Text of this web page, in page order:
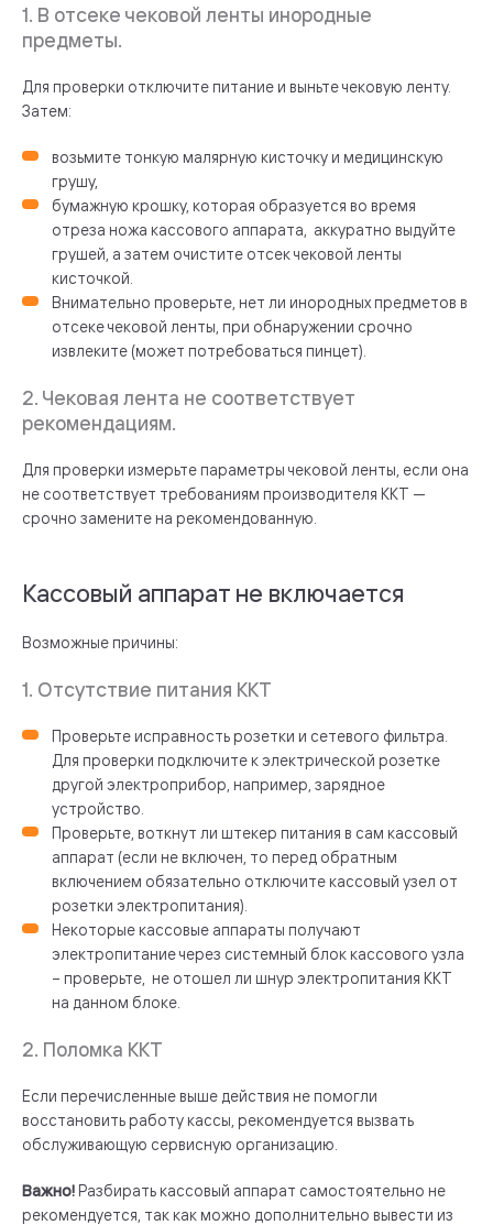
1. В отсеке чековой ленты инородные
предметы.
Для проверки отключите питание и выньте чековую ленту.
Затем:
возьмите тонкую малярную кисточку и медицинскую
грушу,
бумажную крошку, которая образуется во время
отреза ножа кассового аппарата, аккуратно выдуйте
грушей, а затем очистите отсек чековой ленты
кисточкой.
Внимательно проверьте, нет ли инородных предметов в
отсеке чековой ленты, при обнаружении срочно
извлеките (может потребоваться пинцет).
2. Чековая лента не соответствует
рекомендациям.
Для проверки измерьте параметры чековой ленты, если она
не соответствует требованиям производителя ККТ —
срочно замените на рекомендованную.
Кассовый аппарат не включается
Возможные причины:
1. Отсутствие питания ККТ
Проверьте исправность розетки и сетевого фильтра.
Для проверки подключите к электрической розетке
другой электроприбор, например, зарядное
устройство.
Проверьте, воткнут ли штекер питания в сам кассовый
аппарат (если не включен, то перед обратным
включением обязательно отключите кассовый узел от
розетки электропитания).
Некоторые кассовые аппараты получают
электропитание через системный блок кассового узла
– проверьте, не отошел ли шнур электропитания ККТ
на данном блоке.
2. Поломка ККТ
Если перечисленные выше действия не помогли
восстановить работу кассы, рекомендуется вызвать
обслуживающую сервисную организацию.
Важно! Разбирать кассовый аппарат самостоятельно не
рекомендуется, так как можно дополнительно вывести из